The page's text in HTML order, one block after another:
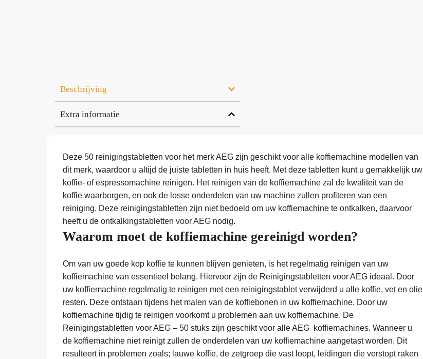
Beschrijving
Extra informatie
Deze 50 reinigingstabletten voor het merk AEG zijn geschikt voor alle koffiemachine modellen van
dit merk, waardoor u altijd de juiste tabletten in huis heeft. Met deze tabletten kunt u gemakkelijk uw
koffie- of espressomachine reinigen. Het reinigen van de koffiemachine zal de kwaliteit van de
koffie waarborgen, en ook de losse onderdelen van uw machine zullen profiteren van een
reiniging. Deze reinigingstabletten zijn niet bedoeld om uw koffiemachine te ontkalken, daarvoor
heeft u de ontkalkingstabletten voor AEG nodig.
Waarom moet de koffiemachine gereinigd worden?
Om van uw goede kop koffie te kunnen blijven genieten, is het regelmatig reinigen van uw
koffiemachine van essentieel belang. Hiervoor zijn de Reinigingstabletten voor AEG ideaal. Door
uw koffiemachine regelmatig te reinigen met een reinigingstablet verwijderd u alle koffie, vet en olie
resten. Deze ontstaan tijdens het malen van de koffiebonen in uw koffiemachine. Door uw
koffiemachine tijdig te reinigen voorkomt u problemen aan uw koffiemachine. De
Reinigingstabletten voor AEG – 50 stuks zijn geschikt voor alle AEG koffiemachines. Wanneer u
de koffiemachine niet reinigt zullen de onderdelen van uw koffiemachine aangetast worden. Dit
resulteert in problemen zoals; lauwe koffie, de zetgroep die vast loopt, leidingen die verstopt raken